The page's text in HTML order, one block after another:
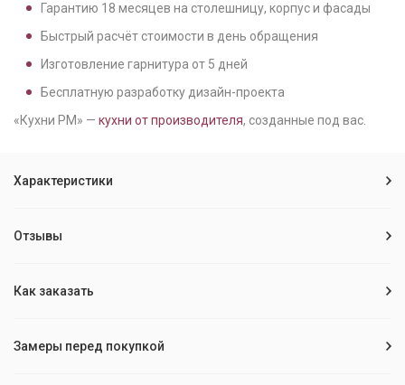
Гарантию 18 месяцев на столешницу, корпус и фасады
Быстрый расчёт стоимости в день обращения
Изготовление гарнитура от 5 дней
Бесплатную разработку дизайн-проекта
«Кухни РМ» — кухни от производителя, созданные под вас.
Характеристики
Отзывы
Как заказать
Замеры перед покупкой